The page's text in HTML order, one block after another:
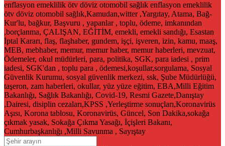
enflasyon emeklilik ötv döviz otomobil sağlık enflasyon emeklilik
ötv döviz otomobil sağlık,Kamudan,witter ,Yargıtay, Atama, Bağ-
Kur'lu, bağkur, Başvuru , yapanlar , toplu, ödeme, imkanından
,borçlanma, ÇALIŞAN, EĞİTİM, emekli, emekli sandığı, Esastan
İptal Kararı, flaş, flaşhaber, gundem, işçi, işveren, izin, kamu, maaş,
MEB, mebhaber, memur, memur haber, memur haberleri, mevzuat,
Ödemeler, okul müdürleri, para, politika, SGK, para iadesi , prim
iadesi, SGK'dan , toplu para , ödemesi,koşullar,sorgulama, Sosyal
Güvenlik Kurumu, sosyal güvenlik merkezi, ssk, Şube Müdürlüğü,
taşeron, zam haberleri, okullar, yüz yüze eğitim, EBA,Milli Eğitim
Bakanlığı, Sağlık Bakanlığı, Covid-19, Resmi Gazete,Danıştay
,Dairesi, disiplin cezaları,KPSS ,Yerleştirme sonuçları,Koronavirüs
Aşısı, Korona tablosu, Koronavirüs, Güncel, Son Dakika,sokağa
çıkmak yasak, Sokağa Çıkma Yasağı, İçişleri Bakanı,
Cumhurbaşkanlığı ,Milli Savunma , Sayıştay